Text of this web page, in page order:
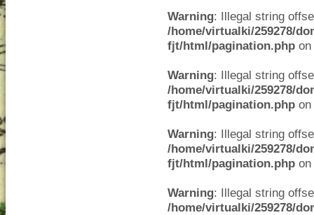
Warning: Illegal string
/home/virtualki/259278/
fjt/html/pagination.php
Warning: Illegal string
/home/virtualki/259278/
fjt/html/pagination.php
Warning: Illegal string
/home/virtualki/259278/
fjt/html/pagination.php
Warning: Illegal string
/home/virtualki/259278/